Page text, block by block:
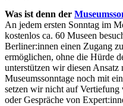
Was ist denn der
An jedem ersten Sonntag im
kostenlos ca. 60 Museen
Berliner:innen einen Zugang
ermöglichen, ohne die Hürde
unterstützen wir diesen
Museumssonntage noch mit
setzen wir nicht auf Vertiefung
oder Gespräche von